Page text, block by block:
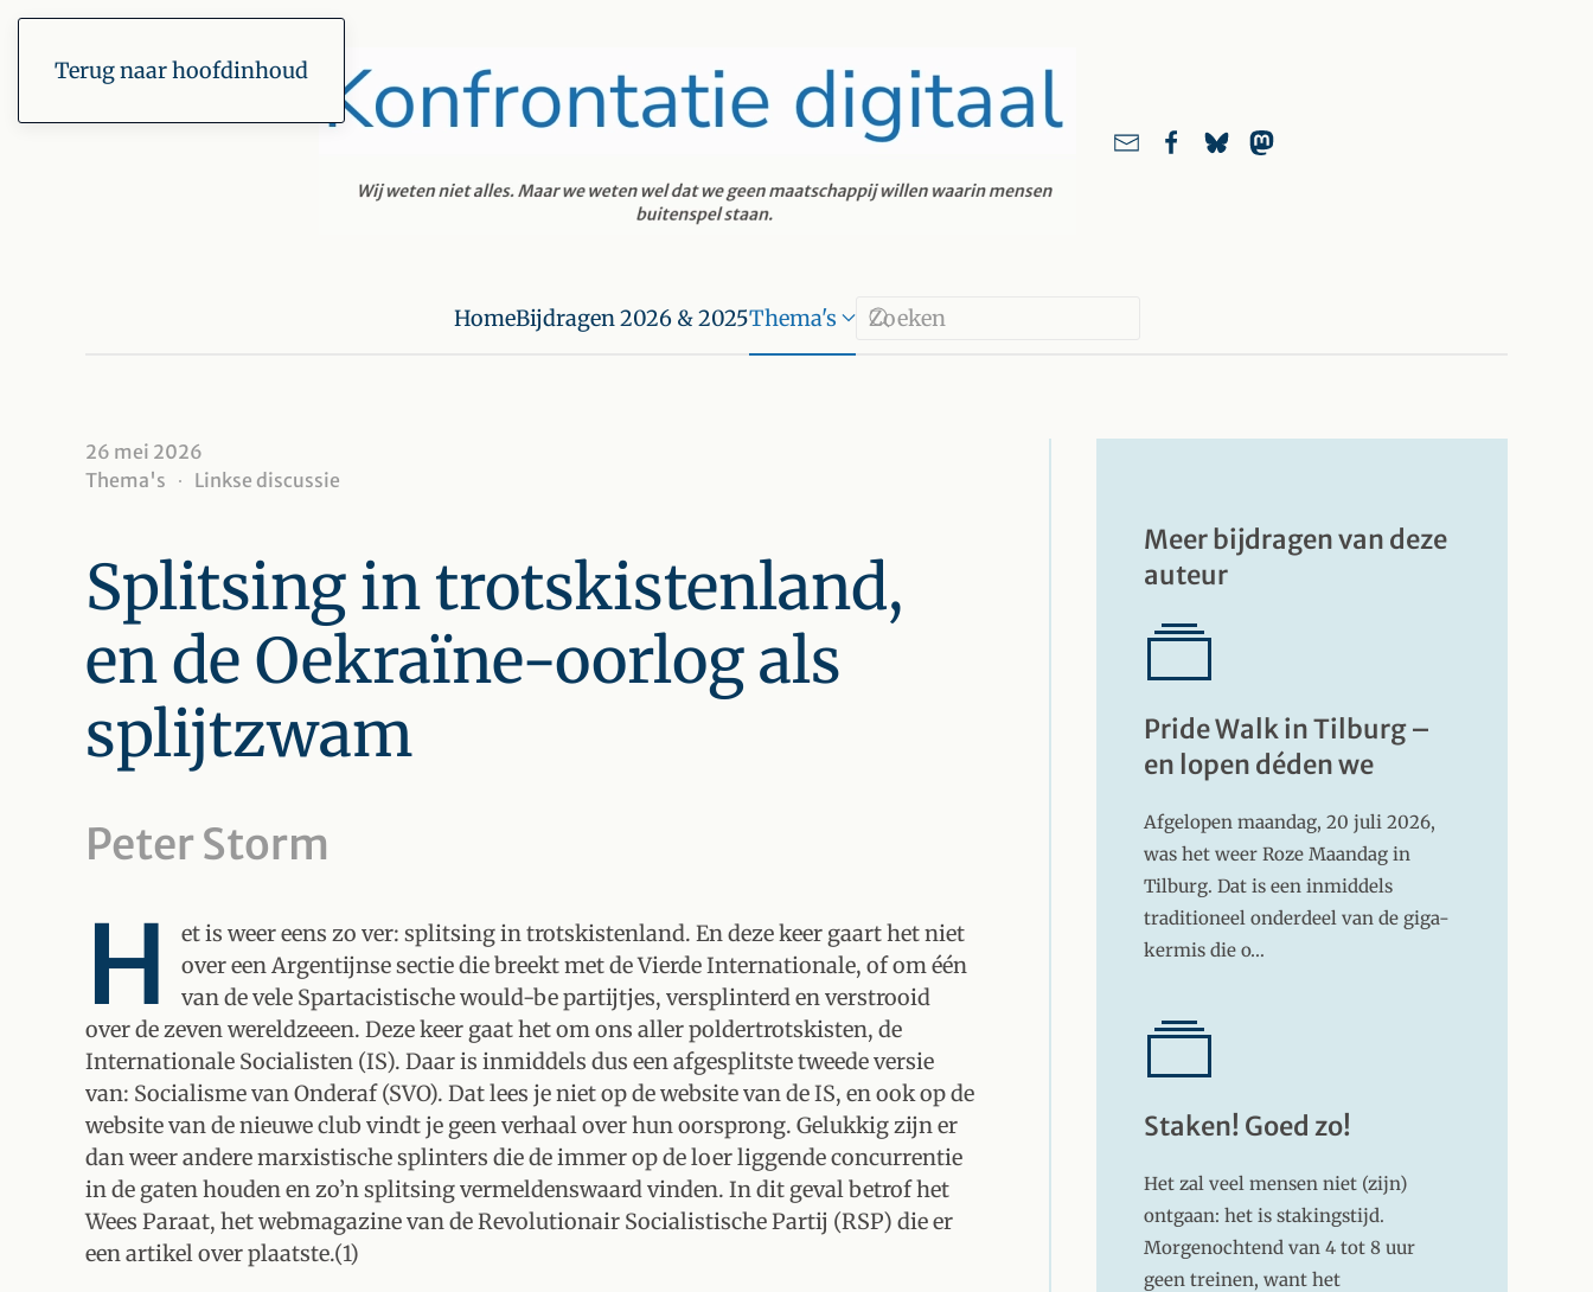
Terug naar hoofdinhoud
HomeBijdragen 2026 & 2025Thema's
26 mei 2026
Thema's
Linkse discussie
Splitsing in trotskistenland,
en de Oekraïne-oorlog als
splijtzwam
Peter Storm
H
et is weer eens zo ver: splitsing in trotskistenland. En deze keer gaart het niet
over een Argentijnse sectie die breekt met de Vierde Internationale, of om één
van de vele Spartacistische would-be partijtjes, versplinterd en verstrooid
over de zeven wereldzeeen. Deze keer gaat het om ons aller poldertrotskisten, de
Internationale Socialisten (IS). Daar is inmiddels dus een afgesplitste tweede versie
van: Socialisme van Onderaf (SVO). Dat lees je niet op de website van de IS, en ook op de
website van de nieuwe club vindt je geen verhaal over hun oorsprong. Gelukkig zijn er
dan weer andere marxistische splinters die de immer op de loer liggende concurrentie
in de gaten houden en zo’n splitsing vermeldenswaard vinden. In dit geval betrof het
Wees Paraat, het webmagazine van de Revolutionair Socialistische Partij (RSP) die er
een artikel over plaatste.(1)
Meer bijdragen van deze
auteur
Pride Walk in Tilburg –
en lopen déden we
Afgelopen maandag, 20 juli 2026,
was het weer Roze Maandag in
Tilburg. Dat is een inmiddels
traditioneel onderdeel van de giga-
kermis die o…
Staken! Goed zo!
Het zal veel mensen niet (zijn)
ontgaan: het is stakingstijd.
Morgenochtend van 4 tot 8 uur
geen treinen, want het